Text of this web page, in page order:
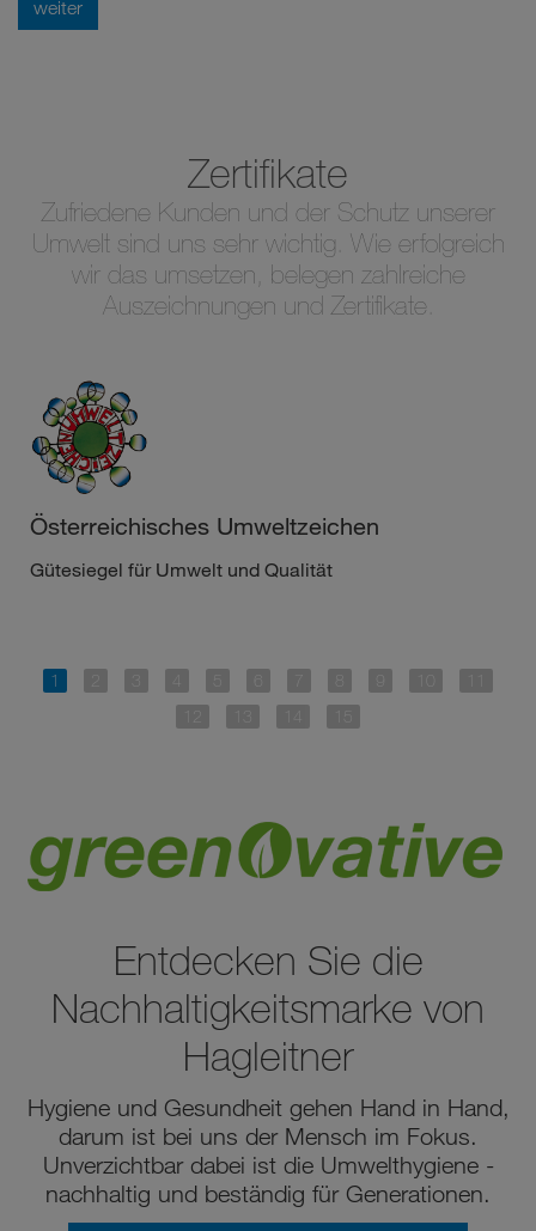
weiter
Zertifikate
Zufriedene Kunden und der Schutz unserer
Umwelt sind uns sehr wichtig. Wie erfolgreich
wir das umsetzen, belegen zahlreiche
Auszeichnungen und Zertifikate.
Österreichisches Umweltzeichen
Gütesiegel für Umwelt und Qualität
Entdecken Sie die
Nachhaltigkeitsmarke von
Hagleitner
Hygiene und Gesundheit gehen Hand in Hand,
darum ist bei uns der Mensch im Fokus.
Unverzichtbar dabei ist die Umwelthygiene -
nachhaltig und beständig für Generationen.